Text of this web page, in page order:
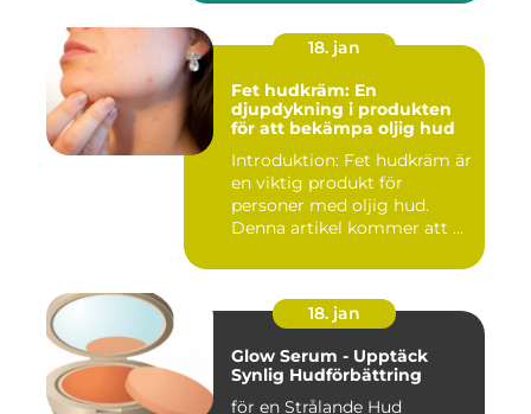
18. jan
Fet hudkräm: En
djupdykning i produkten
för att bekämpa oljig hud
Introduktion: Fet hudkräm är
en viktig produkt för
personer med oljig hud.
Denna artikel kommer att ...
18. jan
Glow Serum - Upptäck
Synlig Hudförbättring
för en Strålande Hud